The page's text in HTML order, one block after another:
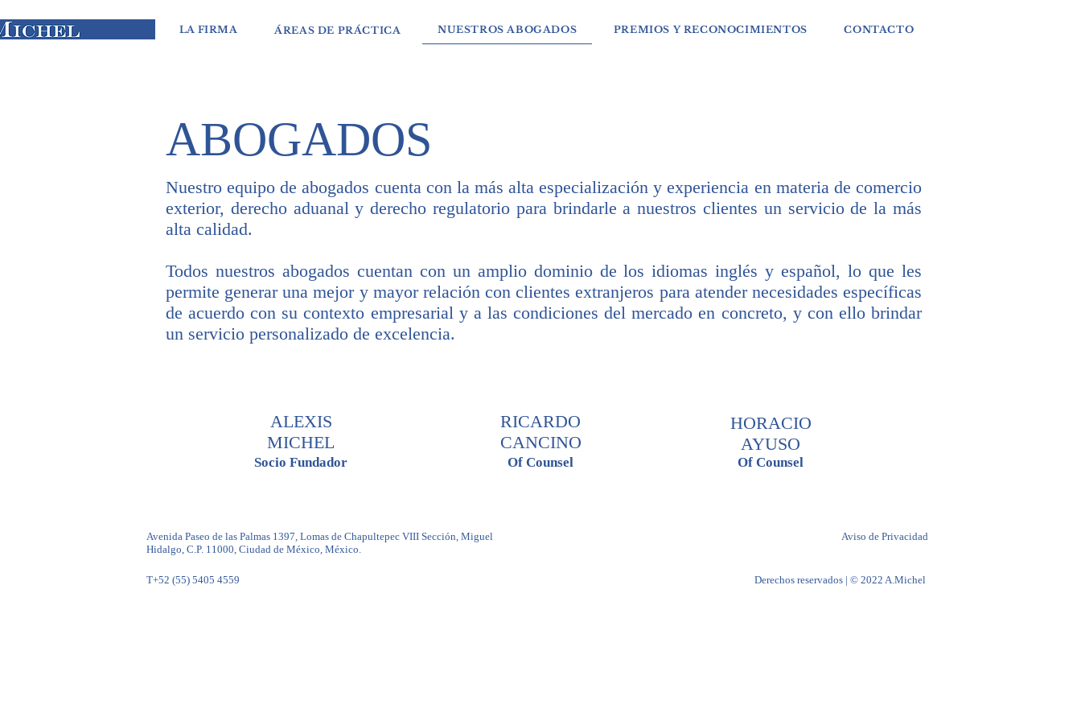
LA FIRMA ÁREAS DE PRÁCTICA NUESTROS ABOGADOS PREMIOS Y RECONOCIMIENTOS CONTACTO
ABOGADOS
Nuestro equipo de abogados cuenta con la más alta especialización y experiencia en materia de comercio
exterior, derecho aduanal y derecho regulatorio para brindarle a nuestros clientes un servicio de la más
alta calidad.
Todos nuestros abogados cuentan con un amplio dominio de los idiomas inglés y español, lo que les
permite generar una mejor y mayor relación con clientes extranjeros para atender necesidades específicas
de acuerdo con su contexto empresarial y a las condiciones del mercado en concreto, y con ello brindar
un servicio personalizado de excelencia.
ALEXIS
MICHEL
Socio Fundador
RICARDO
CANCINO
Of Counsel
HORACIO
AYUSO
Of Counsel
Avenida Paseo de las Palmas 1397, Lomas de Chapultepec VIII Sección, Miguel
Hidalgo, C.P. 11000, Ciudad de México, México.
T+52 (55) 5405 4559
Aviso de Privacidad
Derechos reservados | © 2022 A.Michel